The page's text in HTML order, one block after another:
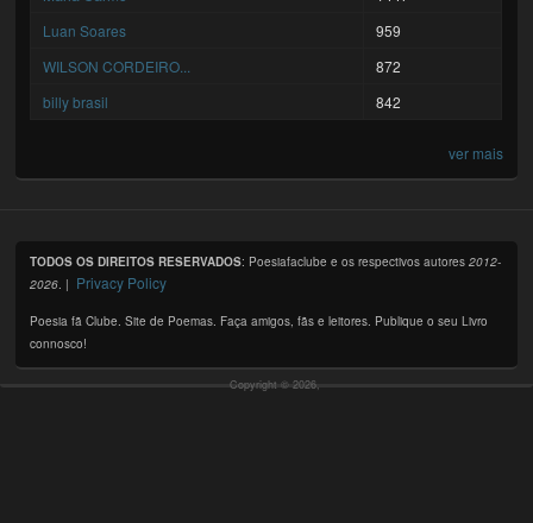
Luan Soares
959
WILSON CORDEIRO...
872
billy brasil
842
ver mais
TODOS OS DIREITOS RESERVADOS: Poesiafaclube e os respectivos autores2012-
2026. | Privacy Policy
Poesia fã Clube. Site de Poemas. Faça amigos, fãs e leitores. Publique o seu Livro
connosco!
Copyright © 2026,